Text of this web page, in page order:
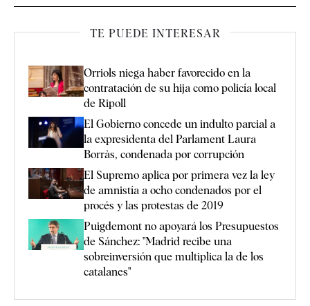
TE PUEDE INTERESAR
Orriols niega haber favorecido en la
contratación de su hija como policía local
de Ripoll
El Gobierno concede un indulto parcial a
la expresidenta del Parlament Laura
Borràs, condenada por corrupción
El Supremo aplica por primera vez la ley
de amnistía a ocho condenados por el
procés y las protestas de 2019
Puigdemont no apoyará los Presupuestos
de Sánchez: "Madrid recibe una
sobreinversión que multiplica la de los
catalanes"